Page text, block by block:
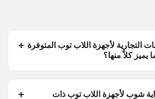
التجارية لأجهزة اللاب توب المتوفرة
كلاً منها؟
شوب لأجهزة اللاب توب ذات